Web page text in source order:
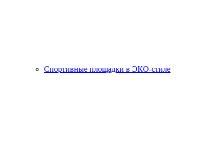
Спортивные площадки в ЭКО-стиле